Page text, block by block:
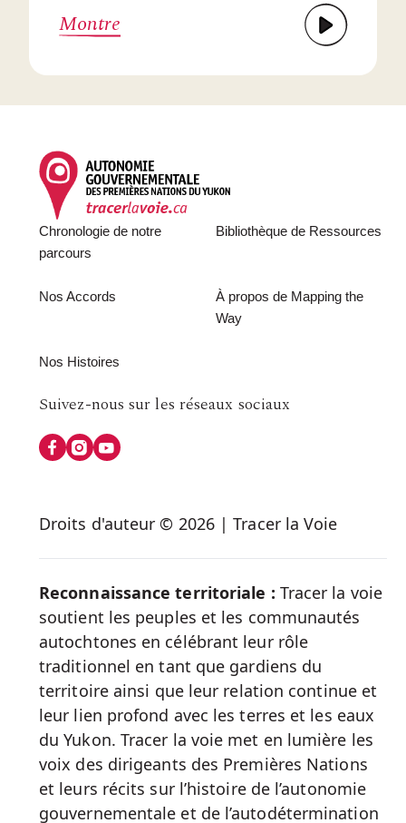
Montre
Footer
Chronologie de notre
parcours
Nos Accords
Nos Histoires
Bibliothèque de Ressources
À propos de Mapping the
Way
Follow
us
Social
Media
Suivez-nous sur les réseaux sociaux
Droits d'auteur © 2026 | Tracer la Voie
Reconnaissance territoriale : Tracer la voie
soutient les peuples et les communautés
autochtones en célébrant leur rôle
traditionnel en tant que gardiens du
territoire ainsi que leur relation continue et
leur lien profond avec les terres et les eaux
du Yukon. Tracer la voie met en lumière les
voix des dirigeants des Premières Nations
et leurs récits sur l’histoire de l’autonomie
gouvernementale et de l’autodétermination